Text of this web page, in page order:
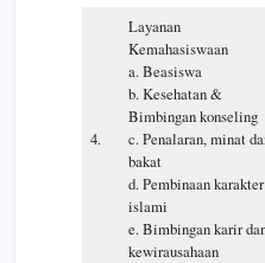
4.
Layanan
Kemahasiswaan
a. Beasiswa
b. Kesehatan &
Bimbingan konseling
c. Penalaran, minat
bakat
d. Pembinaan karakter
islami
e. Bimbingan karir
kewirausahaan